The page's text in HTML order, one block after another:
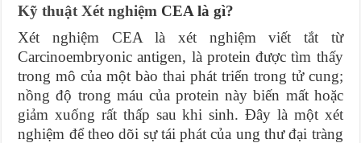
Kỹ thuật Xét nghiệm CEA là gì?
Xét nghiệm CEA là xét nghiệm viết tắt từ
Carcinoembryonic antigen, là protein được tìm thấy
trong mô của một bào thai phát triển trong tử cung;
nồng độ trong máu của protein này biến mất hoặc
giảm xuống rất thấp sau khi sinh. Đây là một xét
nghiệm để theo dõi sự tái phát của ung thư đại tràng